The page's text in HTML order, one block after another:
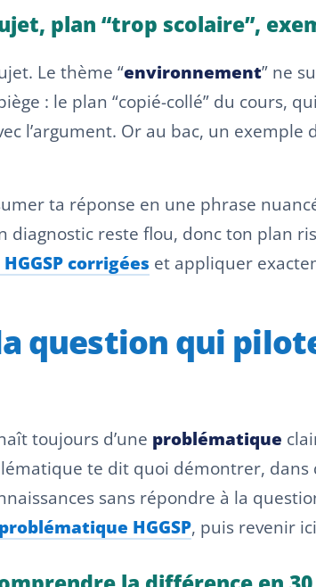
plan “trop scolaire”,
Le thème “environnement” ne
: le plan “copié-collé” du cours,
l’argument. Or au bac, un
ta réponse en une phrase
diagnostic reste flou, donc ton plan
corrigées et appliquer
question qui
toujours d’une problématique
te dit quoi démontrer, dans
sans répondre à la
HGGSP, puis revenir